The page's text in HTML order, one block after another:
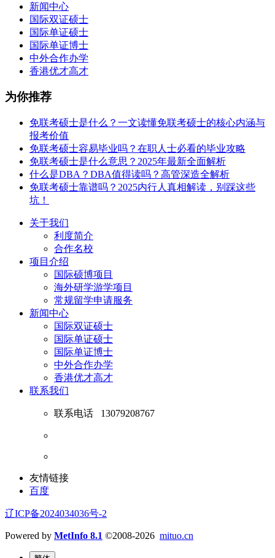
新闻中心
国际双证硕士
国际单证硕士
国际单证博士
中外合作办学
香港优才高才
为你推荐
免联考硕士是什么？一文读懂免联考硕士的核心内涵与
报考价值
免联考硕士容易毕业吗？在职人士必看的毕业攻略
免联考硕士是什么意思？2025年最新全面解析
什么是DBA？DBA值得读吗？高管深造全解析
免联考硕士靠谱吗？2025内行人真相解读，别踩这些
坑！
关于我们
利度简介
合作名校
项目介绍
国际硕博项目
海外研学游学项目
常规留学申请服务
新闻中心
国际双证硕士
国际单证硕士
国际单证博士
中外合作办学
香港优才高才
联系我们
联系电话 13079208767
友情链接
百度
辽ICP备2024034036号-2
Powered by MetInfo 8.1 ©2008-2026 mituo.cn